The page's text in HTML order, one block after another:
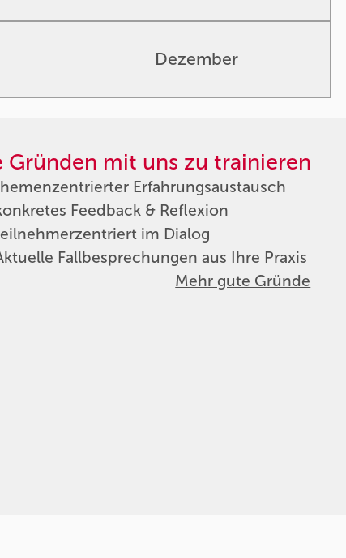
Gründen mit uns zu trainieren
Erfahrungsaustausch
Feedback & Reflexion
im Dialog
Fallbesprechungen aus Ihre Praxis
Mehr gute Gründe
Dezember